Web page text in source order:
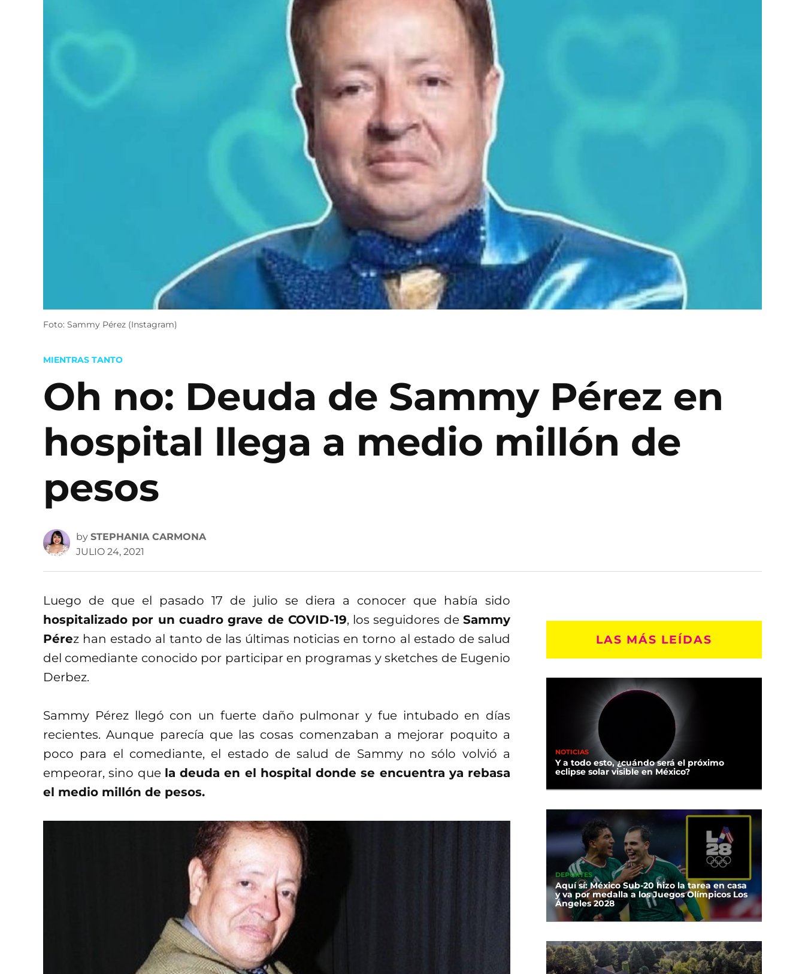
Foto: Sammy Pérez (Instagram)
POSTED
MIENTRAS TANTO
Oh no: Deuda de Sammy Pérez en
hospital llega a medio millón de
pesos
by STEPHANIA CARMONA
JULIO 24, 2021
Luego de que el pasado 17 de julio se diera a conocer que había sido
hospitalizado por un cuadro grave de COVID-19, los seguidores deSammy
Pérez han estado al tanto de las últimas noticias en torno al estado de salud
del comediante conocido por participar en programas y sketches de Eugenio
Derbez.
Sammy Pérez llegó con un fuerte daño pulmonar y fue intubado en días
recientes. Aunque parecía que las cosas comenzaban a mejorar poquito a
poco para el comediante, el estado de salud de Sammy no sólo volvió a
empeorar, sino que la deuda en el hospital donde se encuentra ya rebasa
el medio millón de pesos.
LAS MÁS LEÍDAS
NOTICIAS
Y a todo esto, ¿cuándo será el próximo
eclipse solar visible en México?
DEPORTES
Aquí sí: México Sub-20 hizo la tarea en casa
y va por medalla a los Juegos Olímpicos Los
Ángeles 2028